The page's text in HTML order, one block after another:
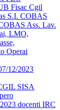
Fisac Cgil
S.I. COBAS
Ass. Lav.
LMO,
Operai
12/2023
SISA
docenti IRC